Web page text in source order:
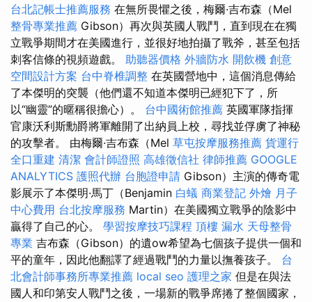
台北記帳士推薦服務 在無所畏懼之後，梅爾·吉布森（Mel
整骨專業推薦 Gibson）再次與英國人戰鬥，直到現在在獨
立戰爭期間才在美國進行，並很好地拍攝了戰斧，甚至包括
刺客信條的視頻遊戲。 助聽器價格 外牆防水 開飲機 創意
空間設計方案 台中脊椎調整 在英國營地中，這個消息傳給
了本傑明的突襲（他們還不知道本傑明已經犯下了，所
以“幽靈”的暱稱很擔心）。 台中國術館推薦 英國軍隊指揮
官康沃利斯勳爵將軍離開了出納員上校，尋找並俘虜了神秘
的攻擊者。 由梅爾·吉布森（Mel 草屯按摩服務推薦 貨運行
全口重建 清潔 會計師證照 高雄徵信社 律師推薦 GOOGLE
ANALYTICS 護照代辦 台胞證申請 Gibson）主演的傳奇電
影展示了本傑明·馬丁（Benjamin 白蟻 商業登記 外燴 月子
中心費用 台北按摩服務 Martin）在美國獨立戰爭的陰影中
贏得了自己的心。 學習按摩技巧課程 頂樓 漏水 天母整骨
專業 吉布森（Gibson）的遺ow希望為七個孩子提供一個和
平的童年，因此他翻譯了經過戰鬥的力量以撫養孩子。 台
北會計師事務所專業推薦 local seo 護理之家 但是在與法
國人和印第安人戰鬥之後，一場新的戰爭席捲了整個國家，